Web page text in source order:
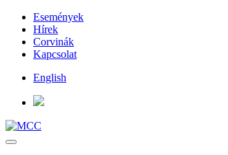
Események
Hírek
Corvinák
Kapcsolat
English